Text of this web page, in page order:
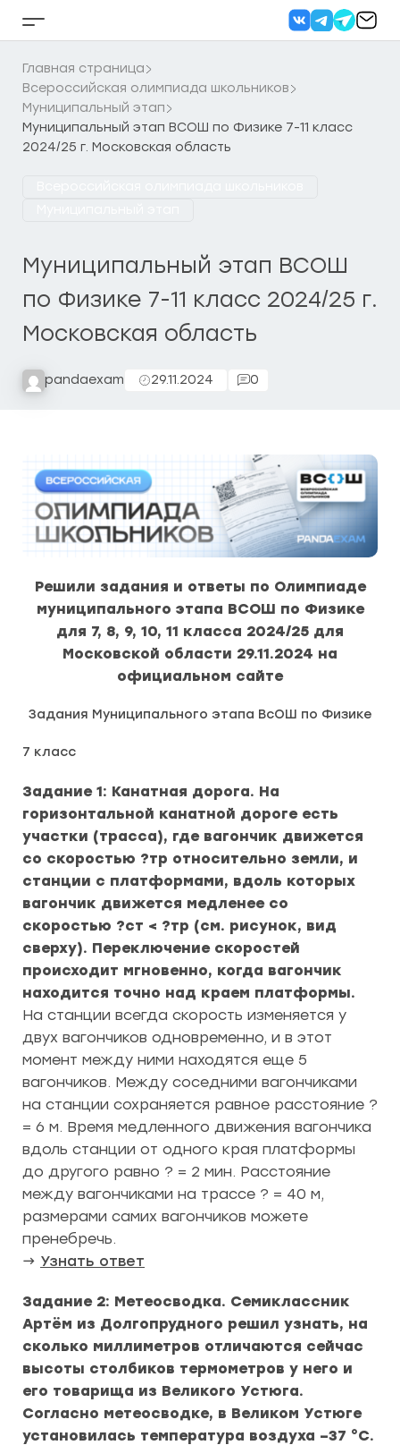
Кнопка
бокового
меню
Главная страница
Всероссийская олимпиада школьников
Муниципальный этап
Муниципальный этап ВСОШ по Физике 7-11 класс
2024/25 г. Московская область
Муниципальный этап ВСОШ
по Физике 7-11 класс 2024/25 г.
Московская область
pandaexam 29.11.2024 0
Решили задания и ответы по Олимпиаде
муниципального этапа ВСОШ по Физике
для 7, 8, 9, 10, 11 класса 2024/25 для
Московской области 29.11.2024 на
официальном сайте
Задания Муниципального этапа ВсОШ по Физике
7 класс
Задание 1: Канатная дорога. На
горизонтальной канатной дороге есть
участки (трасса), где вагончик движется
со скоростью ?тр относительно земли, и
станции с платформами, вдоль которых
вагончик движется медленее со
скоростью ?ст < ?тр (см. рисунок, вид
сверху). Переключение скоростей
происходит мгновенно, когда вагончик
находится точно над краем платформы.
На станции всегда скорость изменяется у
двух вагончиков одновременно, и в этот
момент между ними находятся еще 5
вагончиков. Между соседними вагончиками
на станции сохраняется равное расстояние ?
= 6 м. Время медленного движения вагончика
вдоль станции от одного края платформы
до другого равно ? = 2 мин. Расстояние
между вагончиками на трассе ? = 40 м,
размерами самих вагончиков можете
пренебречь.
→ Узнать ответ
Задание 2: Метеосводка. Семиклассник
Артём из Долгопрудного решил узнать, на
сколько миллиметров отличаются сейчас
высоты столбиков термометров у него и
его товарища из Великого Устюга.
Согласно метеосводке, в Великом Устюге
установилась температура воздуха –37 °С.